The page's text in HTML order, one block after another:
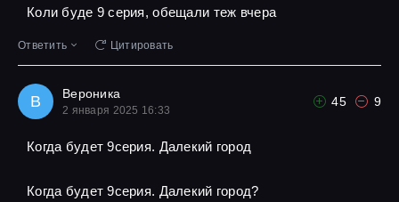
Коли буде 9 серия, обещали теж вчера
Ответить Цитировать
В Вероника
2 января 2025 16:33
45 9
Когда будет 9серия. Далекий город
Когда будет 9серия. Далекий город?